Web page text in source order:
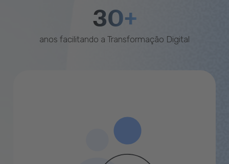
30+
anos facilitando a Transformação Digital